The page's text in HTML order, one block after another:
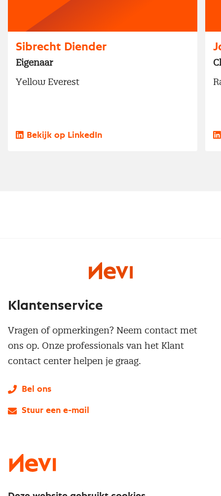
Sibrecht Diender
Eigenaar
Yellow Everest
Bekijk op LinkedIn
Klantenservice
Vragen of opmerkingen? Neem contact met
ons op. Onze professionals van het Klant
contact center helpen je graag.
Bel ons
Stuur een e-mail